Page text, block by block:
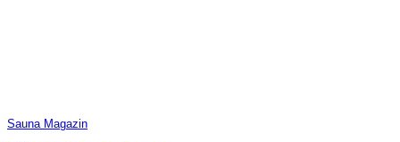
Sauna Magazin